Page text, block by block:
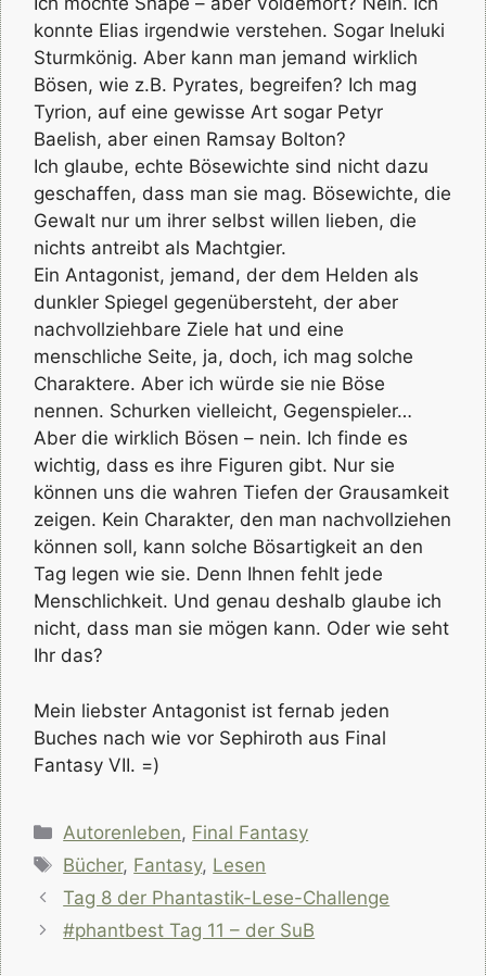
konnte Elias irgendwie verstehen. Sogar Ineluki
Sturmkönig. Aber kann man jemand wirklich
Bösen, wie z.B. Pyrates, begreifen? Ich mag
Tyrion, auf eine gewisse Art sogar Petyr
Baelish, aber einen Ramsay Bolton?
Ich glaube, echte Bösewichte sind nicht dazu
geschaffen, dass man sie mag. Bösewichte, die
Gewalt nur um ihrer selbst willen lieben, die
nichts antreibt als Machtgier.
Ein Antagonist, jemand, der dem Helden als
dunkler Spiegel gegenübersteht, der aber
nachvollziehbare Ziele hat und eine
menschliche Seite, ja, doch, ich mag solche
Charaktere. Aber ich würde sie nie Böse
nennen. Schurken vielleicht, Gegenspieler…
Aber die wirklich Bösen – nein. Ich finde es
wichtig, dass es ihre Figuren gibt. Nur sie
können uns die wahren Tiefen der Grausamkeit
zeigen. Kein Charakter, den man nachvollziehen
können soll, kann solche Bösartigkeit an den
Tag legen wie sie. Denn Ihnen fehlt jede
Menschlichkeit. Und genau deshalb glaube ich
nicht, dass man sie mögen kann. Oder wie seht
Ihr das?
Mein liebster Antagonist ist fernab jeden
Buches nach wie vor Sephiroth aus Final
Fantasy VII. =)
Kategorien
Autorenleben, Final Fantasy
Schlagwörter
Bücher, Fantasy, Lesen
Tag 8 der Phantastik-Lese-Challenge
#phantbest Tag 11 – der SuB